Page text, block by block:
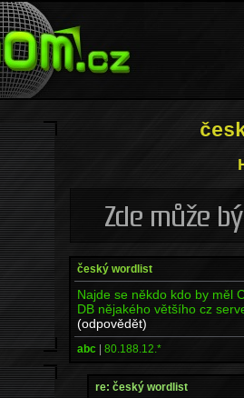
český wordlist
Najde se někdo kdo by měl
DB nějakého většího cz
(odpovědět)
abc | 80.188.12.*
re: český wordlist